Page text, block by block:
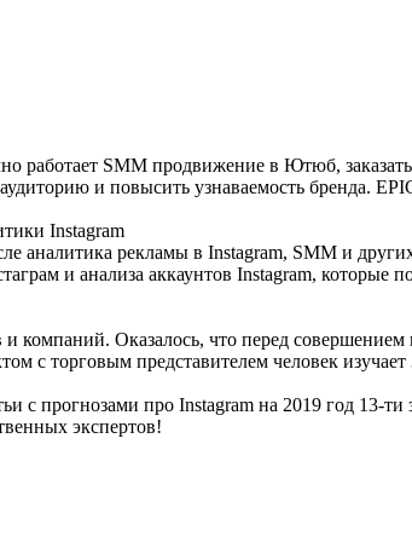
работает SMM продвижение в Ютюб,
и повысить узнаваемость бренда.
Instagram
аналитика рекламы в Instagram, SMM и
и анализа аккаунтов Instagram, которые
и компаний. Оказалось, что перед
с торговым представителем человек
с прогнозами про Instagram на 2019 год 13-
экспертов!